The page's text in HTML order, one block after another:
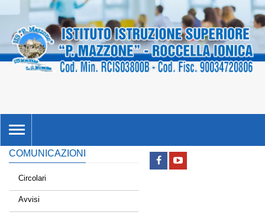
TOGGLE
NAVIGATION
COMUNICAZIONI
Circolari
Avvisi